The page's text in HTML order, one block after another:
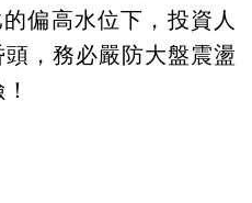
偏高水位下，投資人
，務必嚴防大盤震盪